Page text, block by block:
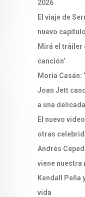
2026
El viaje de
nuevo capítulo
Mirá el tráiler
canción’
Moria Casán:
Joan Jett
a una
El nuevo
otras
Andrés
viene nuestra
Kendall
vida